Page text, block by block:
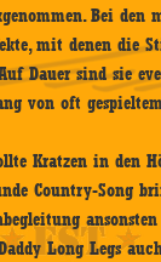
Bei den
mit denen die
Dauer sind sie
von oft
Kratzen in den
Country-Song
Long Legs